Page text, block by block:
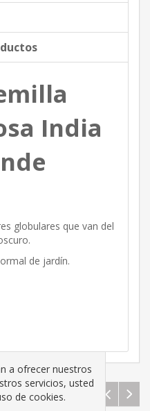
India
globulares que van del
de jardín.
a ofrecer nuestros
servicios, usted
de cookies.